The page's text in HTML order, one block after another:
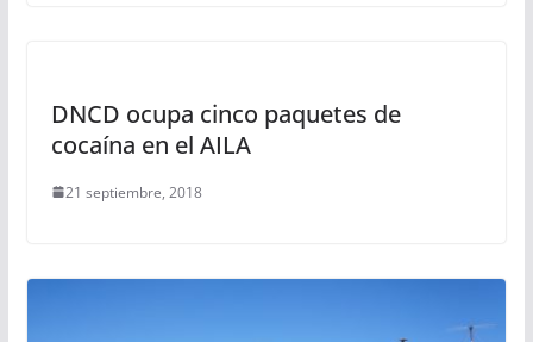
DNCD ocupa cinco paquetes de
cocaína en el AILA
21 septiembre, 2018